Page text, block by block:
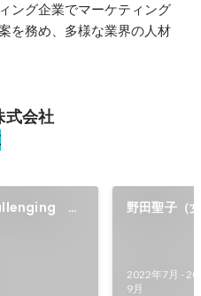
ング企業でマーケティング
を務め、多様な業界の人材
式会社
野田聖子（
2022年7月 -
9月